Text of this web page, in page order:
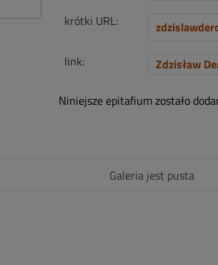
krótki URL:
link:
Zdzisław
Niniejsze epitafium zostało
Galeria jest pusta